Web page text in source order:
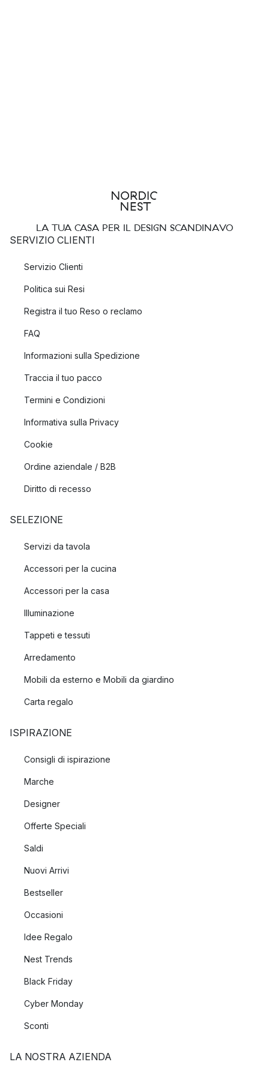
LA TUA CASA PER IL DESIGN SCANDINAVO
SERVIZIO CLIENTI
Servizio Clienti
Politica sui Resi
Registra il tuo Reso o reclamo
FAQ
Informazioni sulla Spedizione
Traccia il tuo pacco
Termini e Condizioni
Informativa sulla Privacy
Cookie
Ordine aziendale / B2B
Diritto di recesso
SELEZIONE
Servizi da tavola
Accessori per la cucina
Accessori per la casa
Illuminazione
Tappeti e tessuti
Arredamento
Mobili da esterno e Mobili da giardino
Carta regalo
ISPIRAZIONE
Consigli di ispirazione
Marche
Designer
Offerte Speciali
Saldi
Nuovi Arrivi
Bestseller
Occasioni
Idee Regalo
Nest Trends
Black Friday
Cyber Monday
Sconti
LA NOSTRA AZIENDA